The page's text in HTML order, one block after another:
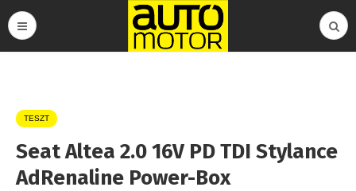
TESZT
Seat Altea 2.0 16V PD TDI Stylance
AdRenaline Power-Box